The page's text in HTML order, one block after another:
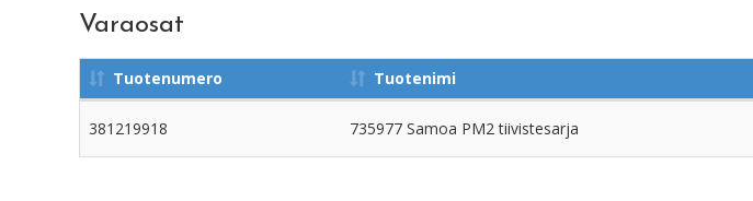
Varaosat
Tuotenumero Tuotenimi
381219918 735977 Samoa PM2 tiivistesarja